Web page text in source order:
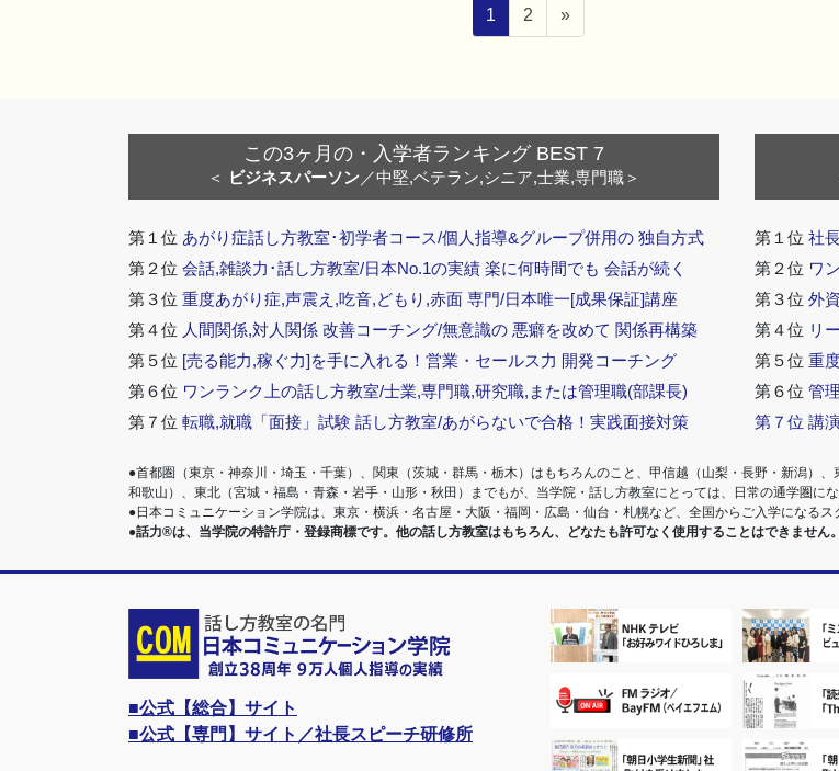
ー
ペ
ー
1
ペ
ー
2 »
この3ヶ月の・入学者ランキング BEST 7
＜ ビジネスパーソン／中堅,ベテラン,シニア,士業,専門職＞
第１位 あがり症話し方教室･初学者コース/個人指導&グループ併用の 独自方式
第２位 会話,雑談力･話し方教室/日本No.1の実績 楽に何時間でも 会話が続く
第３位 重度あがり症,声震え,吃音,どもり,赤面 専門/日本唯一[成果保証]講座
第４位 人間関係,対人関係 改善コーチング/無意識の 悪癖を改めて 関係再構築
第５位 [売る能力,稼ぐ力]を手に入れる！営業・セールス力 開発コーチング
第６位 ワンランク上の話し方教室/士業,専門職,研究職,または管理職(部課長)
第７位 転職,就職「面接」試験 話し方教室/あがらないで合格！実践面接対策
第１位 社
第２位 ワ
第３位 外
第４位 リ
第５位 重
第６位 管
第７位 講
●首都圏（東京・神奈川・埼玉・千葉）、関東（茨城・群馬・栃木）はもちろんのこと、甲信越（山梨・長野・新潟）
和歌山）、東北（宮城・福島・青森・岩手・山形・秋田）までもが、当学院・話し方教室にとっては、日常の通学圏にな
●日本コミュニケーション学院は、東京・横浜・名古屋・大阪・福岡・広島・仙台・札幌など、全国からご入学になるス
●話力®は、当学院の特許庁・登録商標です。他の話し方教室はもちろん、どなたも許可なく使用することはできません。
■公式【総合】サイト
■公式【専門】サイト／社長スピーチ研修所